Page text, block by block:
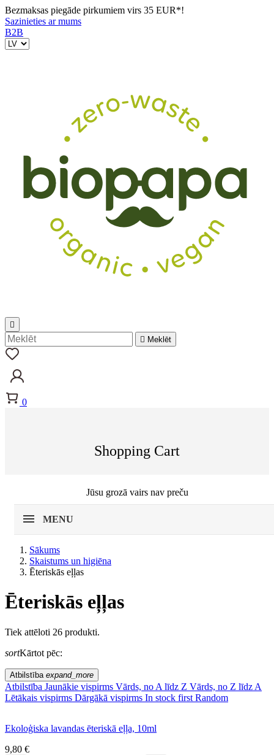
Bezmaksas piegāde pirkumiem virs 35 EUR*!
Sazinieties ar mums
B2B

 Meklēt
0
Shopping Cart
Jūsu grozā vairs nav preču
MENU
Sākums
Skaistums un higiēna
Ēteriskās eļļas
ES lauksaimniecība?
Cena
Ēteriskās eļļas
Tiek attēloti 26 produkti.
sortKārtot pēc:
Atbilstība expand_more
Atbilstība Jaunākie vispirms Vārds, no A līdz Z Vārds, no Z līdz A
Lētākais vispirms Dārgākā vispirms In stock first Random
Ekoloģiska lavandas ēteriskā eļļa, 10ml
9,80 €